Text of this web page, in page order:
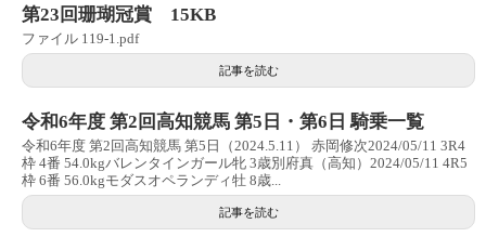
第23回珊瑚冠賞 15KB
ファイル 119-1.pdf
記事を読む
令和6年度 第2回高知競馬 第5日・第6日 騎乗一覧
令和6年度 第2回高知競馬 第5日（2024.5.11） 赤岡修次2024/05/11 3R4
枠 4番 54.0kgバレンタインガール牝 3歳別府真（高知）2024/05/11 4R5
枠 6番 56.0kgモダスオペランディ牡 8歳...
記事を読む